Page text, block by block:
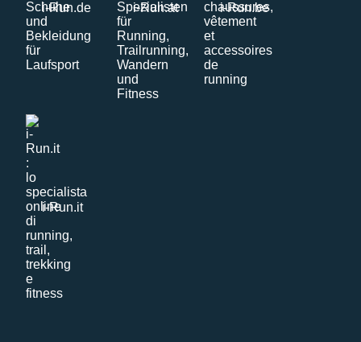
i-Run.de i-Run.at i-Run.be
i-Run.it